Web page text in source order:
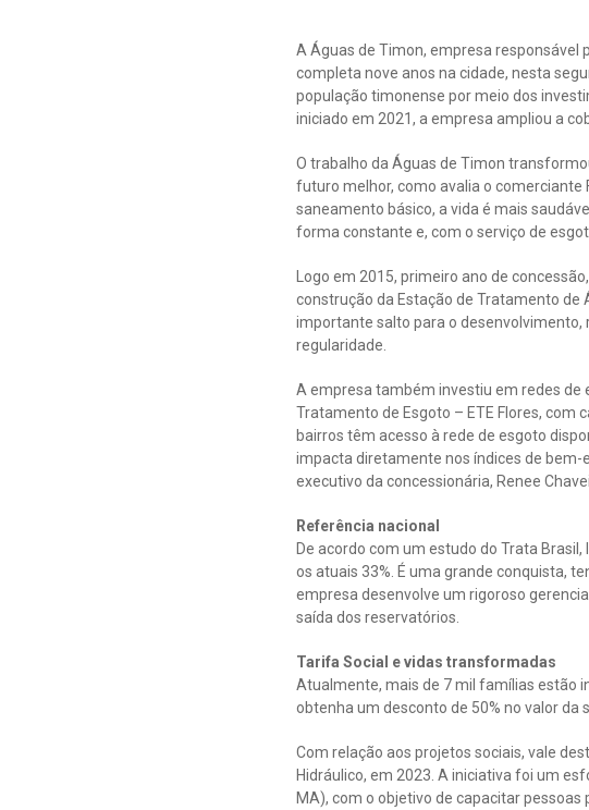
A Águas de Timon, empresa responsável
completa nove anos na cidade, nesta
população timonense por meio dos
iniciado em 2021, a empresa ampliou a
O trabalho da Águas de Timon
futuro melhor, como avalia o comerciante
saneamento básico, a vida é mais
forma constante e, com o serviço de
Logo em 2015, primeiro ano de
construção da Estação de Tratamento de
importante salto para o desenvolvimento,
regularidade.
A empresa também investiu em redes de
Tratamento de Esgoto – ETE Flores, com
bairros têm acesso à rede de esgoto
impacta diretamente nos índices de bem-
executivo da concessionária, Renee
Referência nacional
De acordo com um estudo do Trata
os atuais 33%. É uma grande conquista,
empresa desenvolve um rigoroso
saída dos reservatórios.
Tarifa Social e vidas transformadas
Atualmente, mais de 7 mil famílias estão
obtenha um desconto de 50% no valor da
Com relação aos projetos sociais, vale
Hidráulico, em 2023. A iniciativa foi um
MA), com o objetivo de capacitar